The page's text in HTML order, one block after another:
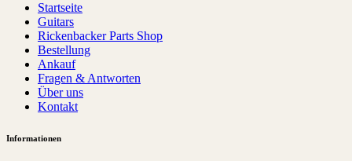
Startseite
Guitars
Rickenbacker Parts Shop
Bestellung
Ankauf
Fragen & Antworten
Über uns
Kontakt
Informationen